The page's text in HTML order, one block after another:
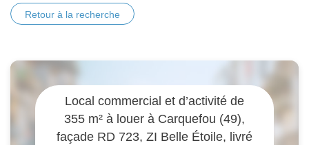
Retour à la recherche
Local commercial et d’activité de
355 m² à louer à Carquefou (49),
façade RD 723, ZI Belle Étoile, livré